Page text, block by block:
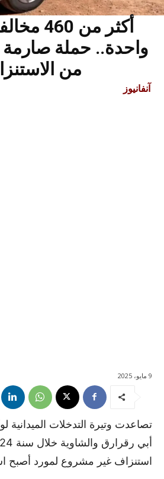
أكثر من
واحدة.. حملة صارمة
من
آنفانيوز
9 مايو، 2025
تصاعدت وتيرة التدخلات الميدانية
استنزاف غير مشروع لمورد أصبح